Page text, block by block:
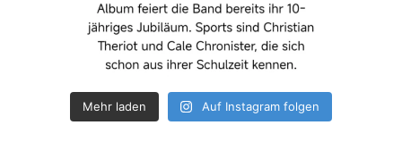
Mehr laden Auf Instagram folgen